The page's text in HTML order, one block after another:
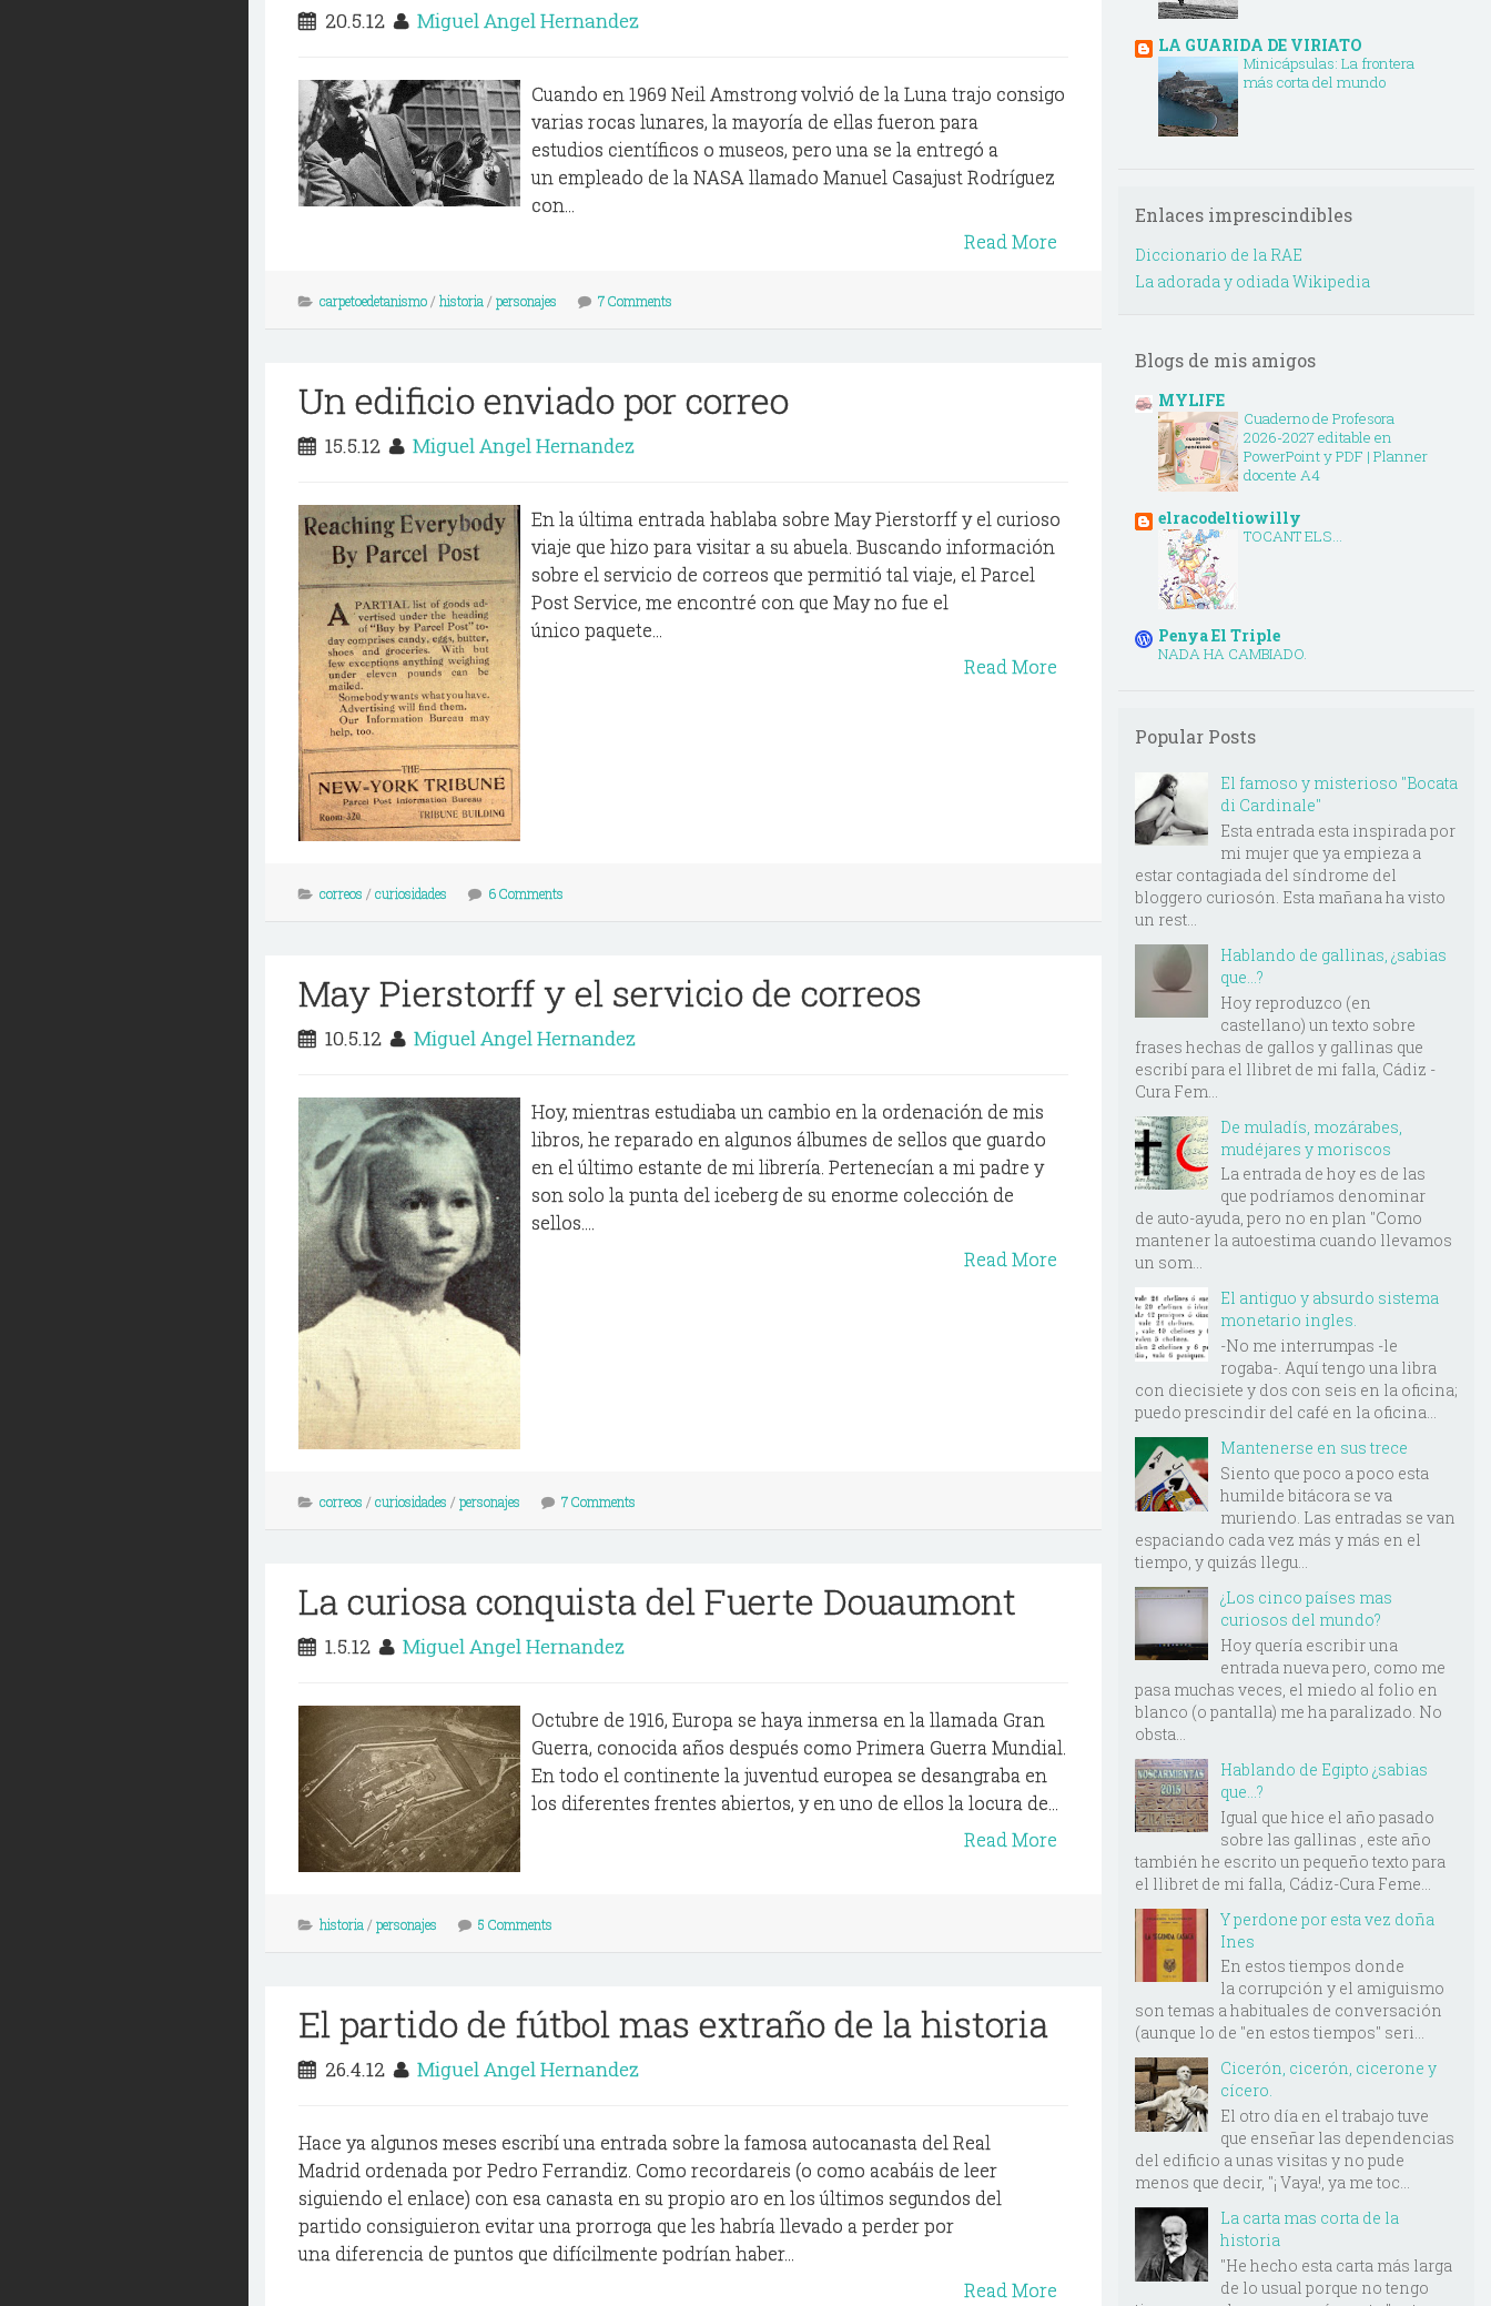
20.5.12 Miguel Angel Hernandez
Cuando en 1969 Neil Amstrong volvió de la Luna trajo consigo
varias rocas lunares, la mayoría de ellas fueron para
estudios científicos o museos, pero una se la entregó a
un empleado de la NASA llamado Manuel Casajust Rodríguez
con...
Read More
carpetoedetanismo/ historia / personajes 7 Comments
Un edificio enviado por correo
15.5.12 Miguel Angel Hernandez
En la última entrada hablaba sobre May Pierstorff y el curioso
viaje que hizo para visitar a su abuela. Buscando información
sobre el servicio de correos que permitió tal viaje, el Parcel
Post Service, me encontré con que May no fue el
único paquete...
Read More
correos / curiosidades 6 Comments
May Pierstorff y el servicio de correos
10.5.12 Miguel Angel Hernandez
Hoy, mientras estudiaba un cambio en la ordenación de mis
libros, he reparado en algunos álbumes de sellos que guardo
en el último estante de mi librería. Pertenecían a mi padre y
son solo la punta del iceberg de su enorme colección de
sellos....
Read More
correos / curiosidades / personajes 7 Comments
La curiosa conquista del Fuerte Douaumont
1.5.12 Miguel Angel Hernandez
Octubre de 1916, Europa se haya inmersa en la llamada Gran
Guerra, conocida años después como Primera Guerra Mundial.
En todo el continente la juventud europea se desangraba en
los diferentes frentes abiertos, y en uno de ellos la locura de...
Read More
historia / personajes 5 Comments
El partido de fútbol mas extraño de la historia
26.4.12 Miguel Angel Hernandez
Hace ya algunos meses escribí una entrada sobre la famosa autocanasta del Real
Madrid ordenada por Pedro Ferrandiz. Como recordareis (o como acabáis de leer
siguiendo el enlace) con esa canasta en su propio aro en los últimos segundos del
partido consiguieron evitar una prorroga que les habría llevado a perder por
una diferencia de puntos que difícilmente podrían haber...
Read More
LA GUARIDA DE VIRIATO
Minicápsulas: La frontera
más corta del mundo
Enlaces imprescindibles
Diccionario de la RAE
La adorada y odiada Wikipedia
Blogs de mis amigos
MYLIFE
Cuaderno de Profesora
2026-2027 editable en
PowerPoint y PDF | Planner
docente A4
elracodeltiowilly
TOCANT ELS...
Penya El Triple
NADA HA CAMBIADO.
Popular Posts
El famoso y misterioso "Bocata
di Cardinale"
Esta entrada esta inspirada por
mi mujer que ya empieza a
estar contagiada del síndrome del
bloggero curiosón. Esta mañana ha visto
un rest...
Hablando de gallinas, ¿sabias
que...?
Hoy reproduzco (en
castellano) un texto sobre
frases hechas de gallos y gallinas que
escribí para el llibret de mi falla, Cádiz -
Cura Fem...
De muladís, mozárabes,
mudéjares y moriscos
La entrada de hoy es de las
que podríamos denominar
de auto-ayuda, pero no en plan "Como
mantener la autoestima cuando llevamos
un som...
El antiguo y absurdo sistema
monetario ingles.
-No me interrumpas -le
rogaba-. Aquí tengo una libra
con diecisiete y dos con seis en la oficina;
puedo prescindir del café en la oficina...
Mantenerse en sus trece
Siento que poco a poco esta
humilde bitácora se va
muriendo. Las entradas se van
espaciando cada vez más y más en el
tiempo, y quizás llegu...
¿Los cinco países mas
curiosos del mundo?
Hoy quería escribir una
entrada nueva pero, como me
pasa muchas veces, el miedo al folio en
blanco (o pantalla) me ha paralizado. No
obsta...
Hablando de Egipto ¿sabias
que...?
Igual que hice el año pasado
sobre las gallinas , este año
también he escrito un pequeño texto para
el llibret de mi falla, Cádiz-Cura Feme...
Y perdone por esta vez doña
Ines
En estos tiempos donde
la corrupción y el amiguismo
son temas a habituales de conversación
(aunque lo de "en estos tiempos" seri...
Cicerón, cicerón, cicerone y
cícero.
El otro día en el trabajo tuve
que enseñar las dependencias
del edificio a unas visitas y no pude
menos que decir, "¡ Vaya!, ya me toc...
La carta mas corta de la
historia
"He hecho esta carta más larga
de lo usual porque no tengo